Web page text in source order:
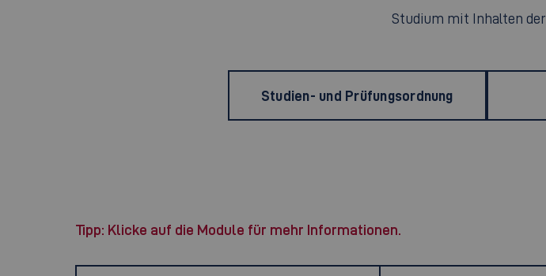
Studium mit Inhalten der
Studien- und Prüfungsordnung
Tipp: Klicke auf die Module für mehr Informationen.